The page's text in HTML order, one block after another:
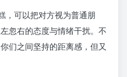
，可以把对方视为普通朋
忽右的态度与情绪干扰。不
们之间坚持的距离感，但又